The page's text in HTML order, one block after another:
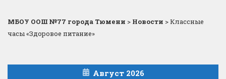
МБОУ ООШ №77 города Тюмени > Новости >Классные
часы «Здоровое питание»
Август 2026